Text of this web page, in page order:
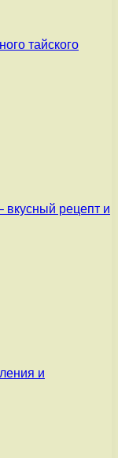
тайского
вкусный рецепт и
и